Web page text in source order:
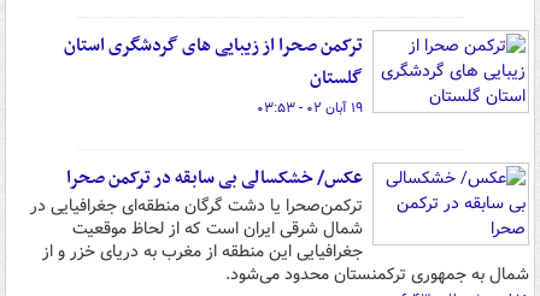
ترکمن صحرا از زیبایی های گردشگری استان
گلستان
۱۹ آبان ۰۲ - ۰۳:۵۳
عکس/ خشکسالی بی سابقه در ترکمن صحرا
ترکمن‌صحرا یا دشت گرگان منطقه‌ای جغرافیایی در
شمال شرقی ایران است که از لحاظ موقعیت
جغرافیایی این منطقه از مغرب به دریای خزر و از
شمال به جمهوری ترکمنستان محدود می‌شود.